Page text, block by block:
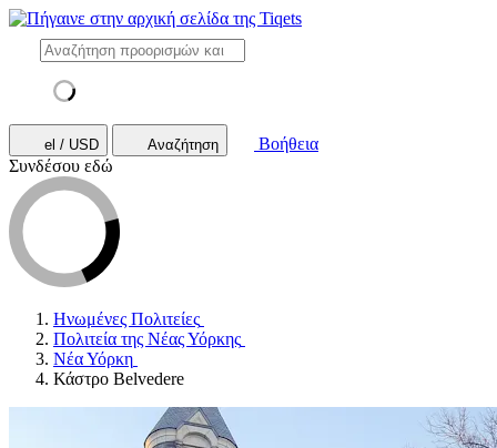
el / USD Αναζήτηση
Βοήθεια
Συνδέσου εδώ
Ηνωμένες Πολιτείες
Πολιτεία της Νέας Υόρκης
Νέα Υόρκη
Κάστρο Belvedere